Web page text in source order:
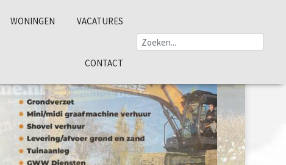
WONINGEN VACATURES
CONTACT